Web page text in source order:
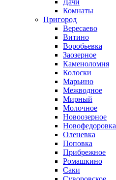
Дачи
Комнаты
Пригород
Вересаево
Витино
Воробьевка
Заозерное
Каменоломня
Колоски
Марьино
Межводное
Мирный
Молочное
Новоозерное
Новофедоровка
Оленевка
Поповка
Прибрежное
Ромашкино
Саки